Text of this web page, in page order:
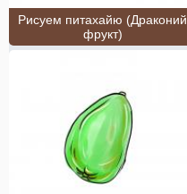
Рисуем питахайю (Драконий
фрукт)